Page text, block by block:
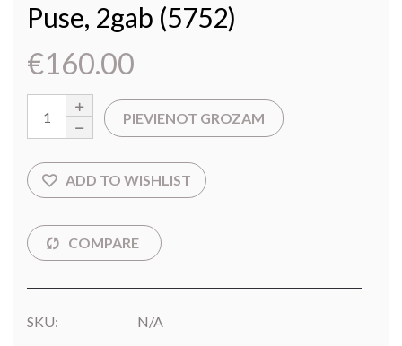
Puse, 2gab (5752)
€160.00
PIEVIENOT GROZAM
SKU: N/A